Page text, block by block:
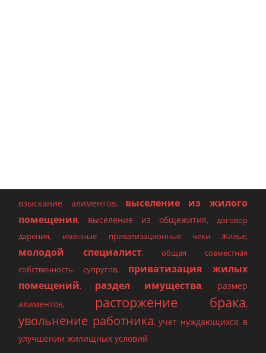
взыскание алиментов, выселение из жилого
помещения, выселение из общежития, договор
дарения, именные приватизационные чеки Жилье,
молодой специалист,общая совместная
собственность супругов, приватизация жилых
помещений, раздел имущества, размер
алиментов, расторжение брака,
увольнение работника,учет нуждающихся в
улучшении жилищных условий